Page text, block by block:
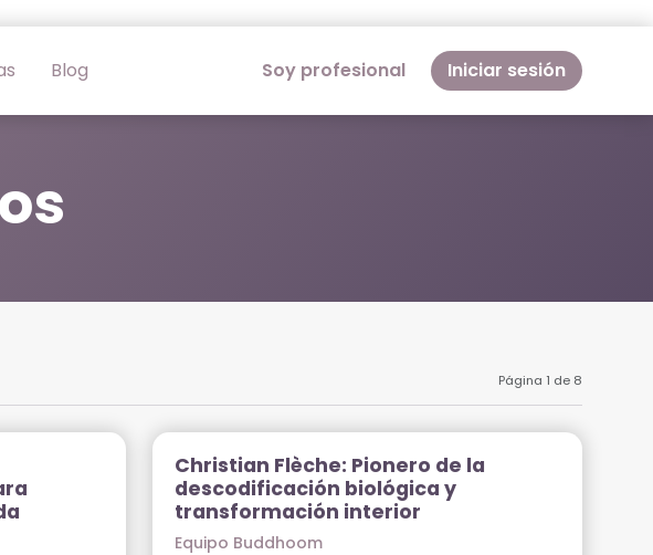
Blog Soy profesional Iniciar sesión
Página 1 de 8
Christian Flèche: Pionero de la
descodificación biológica y
transformación interior
Equipo Buddhoom